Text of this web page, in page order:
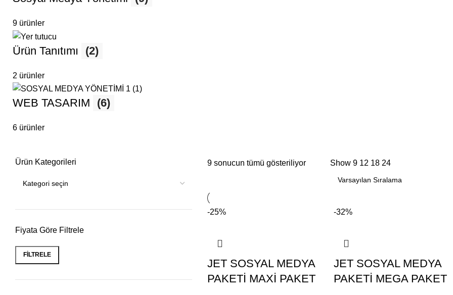
9 ürünler
Ürün Tanıtımı (2)
2 ürünler
WEB TASARIM (6)
6 ürünler
Ürün Kategorileri
Fiyata Göre Filtrele
FILTRELE
9 sonucun tümü gösteriliyor Show9 12 18 24
-25%
JET SOSYAL MEDYA
PAKETİ MAXİ PAKET
-32%
JET SOSYAL MEDYA
PAKETİ MEGA PAKET